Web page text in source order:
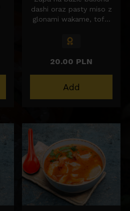
dashi oraz pasty miso z
glonami wakame, tofu,
sezamem.
20.00 PLN
Add